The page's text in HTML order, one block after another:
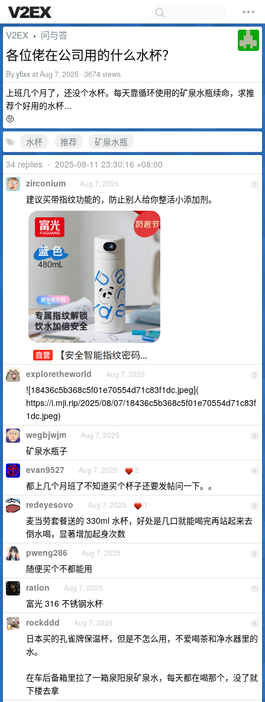
V2EX › 问与答
各位佬在公司用的什么水杯？
Byyfixxat Aug 7, 2025 · 3674 views
上班几个月了，还没个水杯。每天靠循环使用的矿泉水瓶续命，求推
荐个好用的水杯…
🤨
水杯
推荐
矿泉水瓶
34 replies • 2025-08-11 23:30:16 +08:00
1
zirconium Aug 7, 2025
建议买带指纹功能的，防止别人给你整活小添加剂。
2
exploretheworld Aug 7, 2025
![18436c5b368c5f01e70554d71c83f1dc.jpeg](
https://i.mji.rip/2025/08/07/18436c5b368c5f01e70554d71c83f
1dc.jpeg)
3
wegbjwjm Aug 7, 2025
矿泉水瓶子
4
evan9527 Aug 7, 2025 2
都上几个月班了不知道买个杯子还要发帖问一下。。
5
redeyesovo Aug 7, 2025 1
麦当劳套餐送的 330ml 水杯，好处是几口就能喝完再站起来去
倒水喝，显著增加起身次数
6
pweng286 Aug 7, 2025
随便买个不都能用
7
ration Aug 7, 2025
富光 316 不锈钢水杯
8
rockddd Aug 7, 2025
日本买的孔雀牌保温杯，但是不怎么用，不爱喝茶和净水器里的
水。
在车后备箱里拉了一箱泉阳泉矿泉水，每天都在喝那个，没了就
下楼去拿